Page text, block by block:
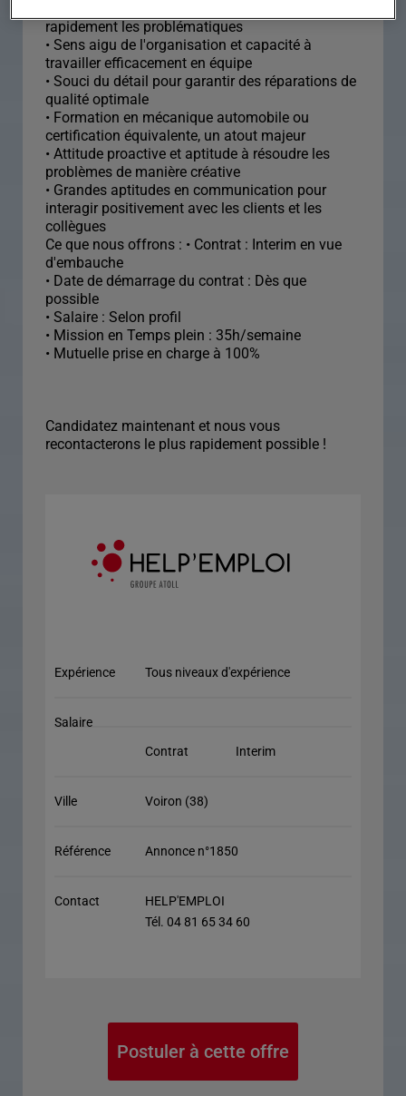
rapidement les problématiques
• Sens aigu de l'organisation et capacité à
travailler efficacement en équipe
• Souci du détail pour garantir des réparations de
qualité optimale
• Formation en mécanique automobile ou
certification équivalente, un atout majeur
• Attitude proactive et aptitude à résoudre les
problèmes de manière créative
• Grandes aptitudes en communication pour
interagir positivement avec les clients et les
collègues
Ce que nous offrons : • Contrat : Interim en vue
d'embauche
• Date de démarrage du contrat : Dès que
possible
• Salaire : Selon profil
• Mission en Temps plein : 35h/semaine
• Mutuelle prise en charge à 100%
Candidatez maintenant et nous vous
recontacterons le plus rapidement possible !
Expérience Tous niveaux d'expérience
Salaire
Contrat
Interim
Ville Voiron (38)
Référence Annonce n°1850
Contact
HELP'EMPLOI
Tél. 04 81 65 34 60
Postuler à cette offre